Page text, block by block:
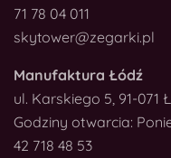
71 78 04 011
skytower@zegarki.pl
Manufaktura Łódź
ul. Karskiego 5, 91-071
Godziny otwarcia:
42 718 48 53